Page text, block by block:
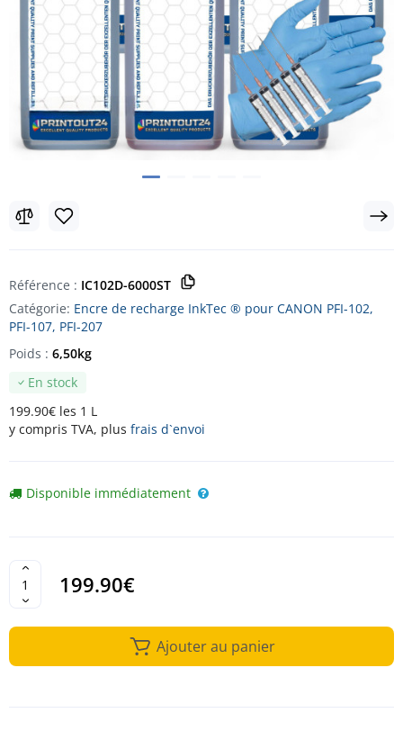
Référence : IC102D-6000ST
Catégorie: Encre de recharge InkTec ® pour CANON PFI-102,
PFI-107, PFI-207
En stock
199.90€ les 1 L
y compris TVA, plus frais d`envoi
Poids : 6,50kg
Disponible immédiatement
199.90€
Ajouter au panier